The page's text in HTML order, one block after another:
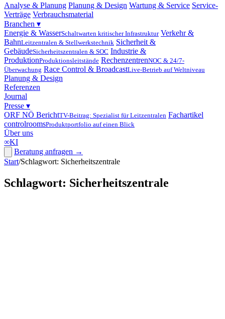
Analyse & Planung Planung & Design Wartung & Service Service-
Verträge Verbrauchsmaterial
Branchen ▾
Energie & WasserSchaltwarten kritischer Infrastruktur Verkehr &
BahnLeitzentralen & Stellwerkstechnik Sicherheit &
GebäudeSicherheitszentralen & SOC Industrie &
ProduktionProduktionsleitstände RechenzentrenNOC & 24/7-
Überwachung Race Control & BroadcastLive-Betrieb auf Weltniveau
Planung & Design
Referenzen
Journal
Presse ▾
ORF NÖ BerichtTV-Beitrag: Spezialist für Leitzentralen Fachartikel
controlroomsProduktportfolio auf einen Blick
Über uns
∞KI
Beratung anfragen →
Start/Schlagwort: Sicherheitszentrale
Schlagwort: Sicherheitszentrale